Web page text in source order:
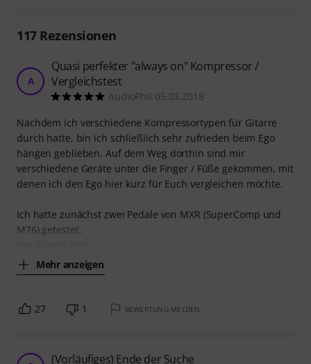
117Rezensionen
A
Quasi perfekter "always on" Kompressor /
Vergleichstest
AudioPhil 05.03.2018
Nachdem ich verschiedene Kompressortypen für Gitarre
durch hatte, bin ich schließlich sehr zufrieden beim Ego
hängen geblieben. Auf dem Weg dorthin sind mir
verschiedene Geräte unter die Finger / Füße gekommen, mit
denen ich den Ego hier kurz für Euch vergleichen möchte.
Ich hatte zunächst zwei Pedale von MXR (SuperComp und
M76) getestet.
Mehr anzeigen
27 1 BEWERTUNG MELDEN
(Vorläufiges) Ende der Suche